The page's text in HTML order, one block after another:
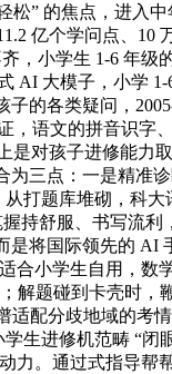
松” 的焦点，进入
亿个学问点、10
，小学生 1-6 年级
AI 大模子，小学
的各类疑问，
，语文的拼音识字
对孩子进修能力
为三点：一是精准
打题库堆砌，科大
持舒服、书写流利
是将国际领先的 AI
合小学生自用，数
解题碰到卡壳时，
适配分歧地域的考
生进修机范畴 “闭
力。通过式指导帮